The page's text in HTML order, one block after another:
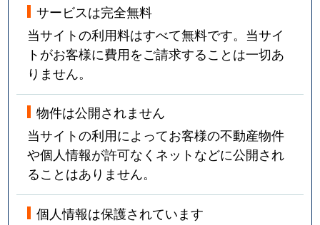
サービスは完全無料
当サイトの利用料はすべて無料です。当サイ
トがお客様に費用をご請求することは一切あ
りません。
物件は公開されません
当サイトの利用によってお客様の不動産物件
や個人情報が許可なくネットなどに公開され
ることはありません。
個人情報は保護されています